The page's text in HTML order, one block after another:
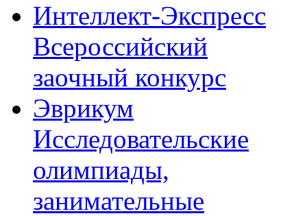
Интеллект-Экспресс
Всероссийский
заочный конкурс
Эврикум
Исследовательские
олимпиады,
занимательные